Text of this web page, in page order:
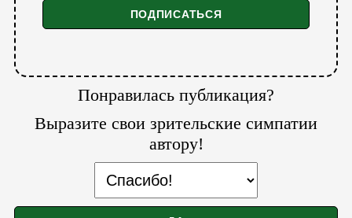
Понравилась публикация?
Выразите свои зрительские симпатии
автору!